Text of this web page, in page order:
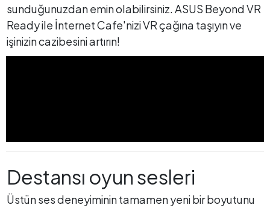
sunduğunuzdan emin olabilirsiniz. ASUS Beyond VR
Ready ile İnternet Cafe'nizi VR çağına taşıyın ve
işinizin cazibesini artırın!
Destansı oyun sesleri
Üstün ses deneyiminin tamamen yeni bir boyutunu